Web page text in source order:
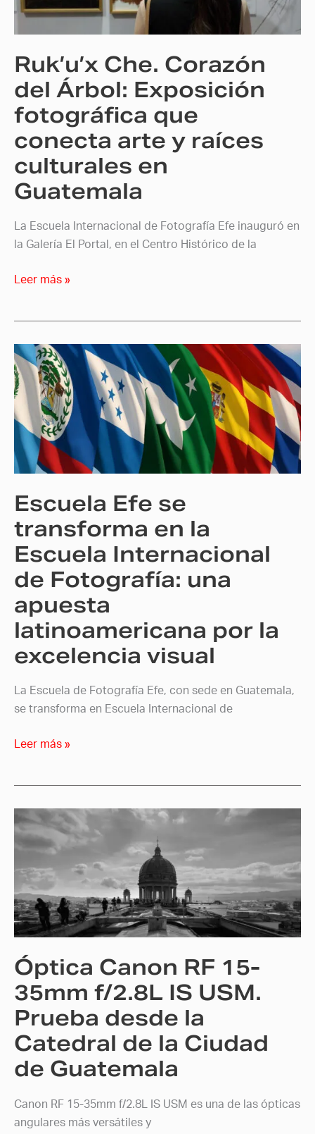
Ruk’u’x Che. Corazón
del Árbol: Exposición
fotográfica que
conecta arte y raíces
culturales en
Guatemala
La Escuela Internacional de Fotografía Efe inauguró en
la Galería El Portal, en el Centro Histórico de la
Exposición
conecta
y
raíces
culturales
en
Guatemala
Leer más »
Escuela Efe se
transforma en la
Escuela Internacional
de Fotografía: una
apuesta
latinoamericana por la
excelencia visual
La Escuela de Fotografía Efe, con sede en Guatemala,
se transforma en Escuela Internacional de
Escuela
Efe
se
transforma
en
la
Escuela
de
una
apuesta
latinoamericana
por
la
excelencia
Leer más »
Óptica Canon RF 15-
35mm f/2.8L IS USM.
Prueba desde la
Catedral de la Ciudad
de Guatemala
Canon RF 15-35mm f/2.8L IS USM es una de las ópticas
angulares más versátiles y
Óptica
Canon
15-
35mm
f/2.8L
IS
Prueba
desde
la
Catedral
de
la
Ciudad
Guatemala